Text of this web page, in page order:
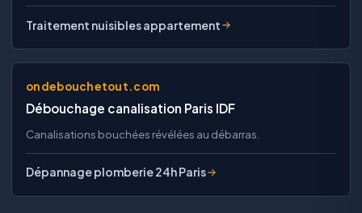
Traitement nuisibles appartement
ondebouchetout.com
Débouchage canalisation Paris IDF
Canalisations bouchées révélées au débarras.
Dépannage plomberie 24h Paris